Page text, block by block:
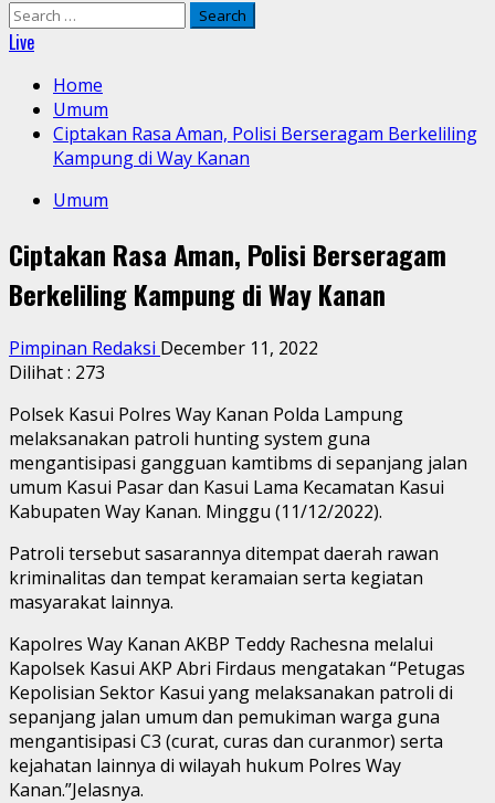
Search
for:
Live
Home
Umum
Ciptakan Rasa Aman, Polisi Berseragam Berkeliling
Kampung di Way Kanan
Umum
Ciptakan Rasa Aman, Polisi Berseragam
Berkeliling Kampung di Way Kanan
Pimpinan Redaksi December 11, 2022
Dilihat : 273
Polsek Kasui Polres Way Kanan Polda Lampung
melaksanakan patroli hunting system guna
mengantisipasi gangguan kamtibms di sepanjang jalan
umum Kasui Pasar dan Kasui Lama Kecamatan Kasui
Kabupaten Way Kanan. Minggu (11/12/2022).
Patroli tersebut sasarannya ditempat daerah rawan
kriminalitas dan tempat keramaian serta kegiatan
masyarakat lainnya.
Kapolres Way Kanan AKBP Teddy Rachesna melalui
Kapolsek Kasui AKP Abri Firdaus mengatakan “Petugas
Kepolisian Sektor Kasui yang melaksanakan patroli di
sepanjang jalan umum dan pemukiman warga guna
mengantisipasi C3 (curat, curas dan curanmor) serta
kejahatan lainnya di wilayah hukum Polres Way
Kanan.”Jelasnya.